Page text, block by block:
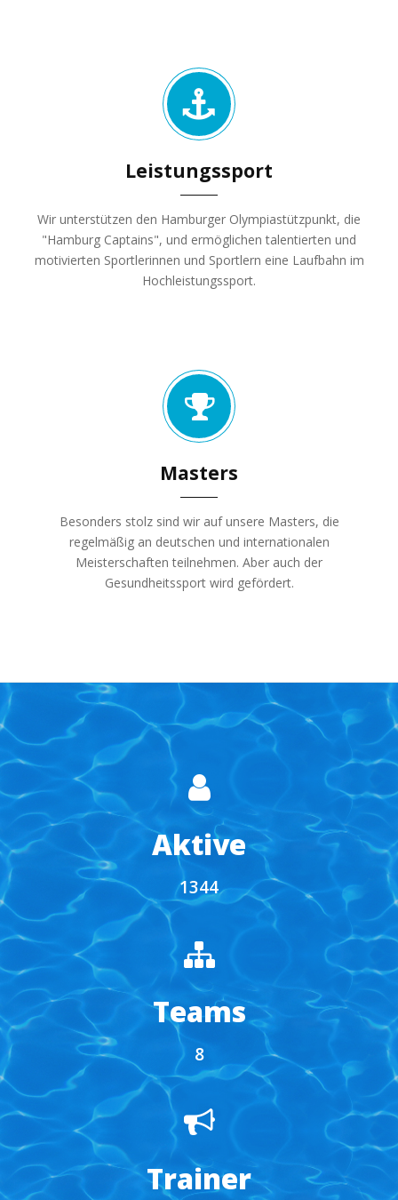
Leistungssport
Wir unterstützen den Hamburger Olympiastützpunkt, die
"Hamburg Captains", und ermöglichen talentierten und
motivierten Sportlerinnen und Sportlern eine Laufbahn im
Hochleistungssport.
Masters
Besonders stolz sind wir auf unsere Masters, die
regelmäßig an deutschen und internationalen
Meisterschaften teilnehmen. Aber auch der
Gesundheitssport wird gefördert.
Aktive
1344
Teams
8
Trainer